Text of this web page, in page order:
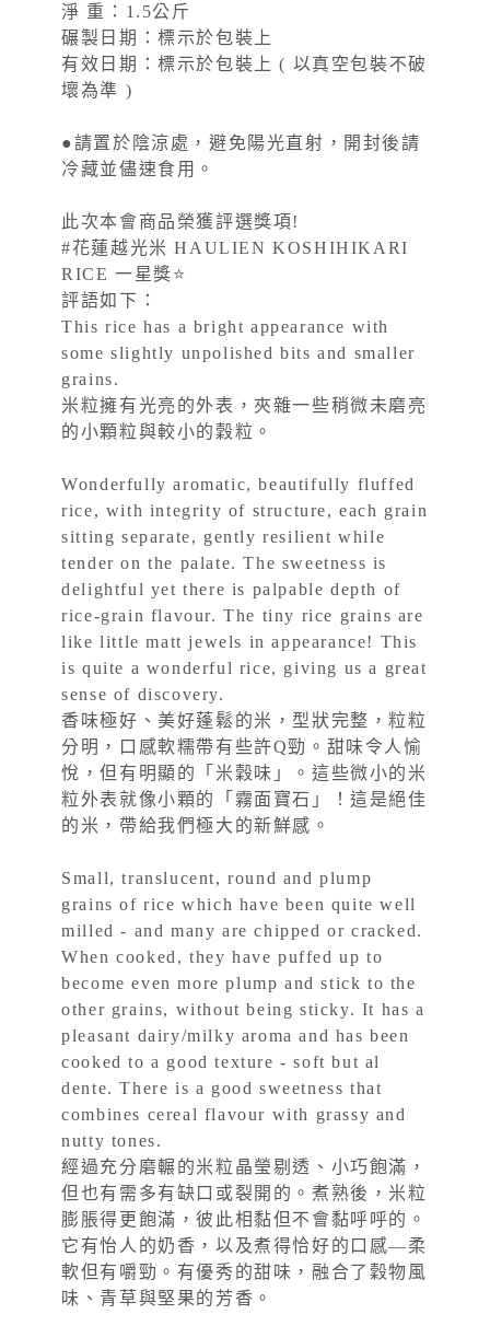
淨 重：1.5公斤
碾製日期：標示於包裝上
有效日期：標示於包裝上 ( 以真空包裝不破
壞為準 )
●請置於陰涼處，避免陽光直射，開封後請
冷藏並儘速食用。
此次本會商品榮獲評選獎項!
#花蓮越光米 HAULIEN KOSHIHIKARI
RICE 一星獎⭐
評語如下：
This rice has a bright appearance with
some slightly unpolished bits and smaller
grains.
米粒擁有光亮的外表，夾雜一些稍微未磨亮
的小顆粒與較小的穀粒。
Wonderfully aromatic, beautifully fluffed
rice, with integrity of structure, each grain
sitting separate, gently resilient while
tender on the palate. The sweetness is
delightful yet there is palpable depth of
rice-grain flavour. The tiny rice grains are
like little matt jewels in appearance! This
is quite a wonderful rice, giving us a great
sense of discovery.
香味極好、美好蓬鬆的米，型狀完整，粒粒
分明，口感軟糯帶有些許Q勁。甜味令人愉
悅，但有明顯的「米穀味」。這些微小的米
粒外表就像小顆的「霧面寶石」！這是絕佳
的米，帶給我們極大的新鮮感。
Small, translucent, round and plump
grains of rice which have been quite well
milled - and many are chipped or cracked.
When cooked, they have puffed up to
become even more plump and stick to the
other grains, without being sticky. It has a
pleasant dairy/milky aroma and has been
cooked to a good texture - soft but al
dente. There is a good sweetness that
combines cereal flavour with grassy and
nutty tones.
經過充分磨輾的米粒晶瑩剔透、小巧飽滿，
但也有需多有缺口或裂開的。煮熟後，米粒
膨脹得更飽滿，彼此相黏但不會黏呼呼的。
它有怡人的奶香，以及煮得恰好的口感—柔
軟但有嚼勁。有優秀的甜味，融合了穀物風
味、青草與堅果的芳香。